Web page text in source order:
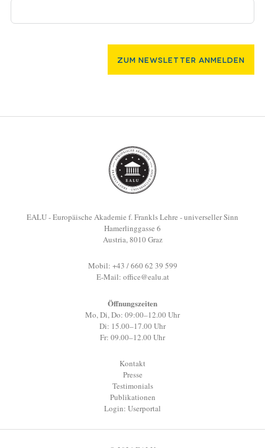
Zum Newsletter Anmelden
EALU - Europäische Akademie f. Frankls Lehre - universeller Sinn
Hamerlinggasse 6
Austria, 8010 Graz
Mobil: +43 / 660 62 39 599
E-Mail: office@ealu.at
Öffnungszeiten
Mo, Di, Do: 09:00–12.00 Uhr
Di: 15.00–17.00 Uhr
Fr: 09.00–12.00 Uhr
Kontakt
Presse
Testimonials
Publikationen
Login: Userportal